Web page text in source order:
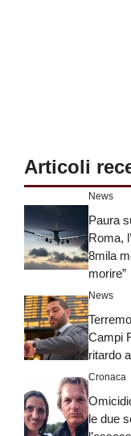
Articoli
News
Paura
Roma,
8mila
morire”
News
Campi
ritardo
Cronaca
le due